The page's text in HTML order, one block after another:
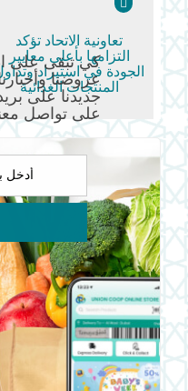
تعاونية الاتحاد تؤكد
التزامها بأعلى معايير
الجودة في استيراد وتداول
المنتجات الغذائية
أطفال مدرسة إم إس
الخاصة يزورون تعاونية
الاتحاد لتعزيز التعلم
التفاعلي
كي تبقى على
عروضنا
جديدنا على
على تواصل